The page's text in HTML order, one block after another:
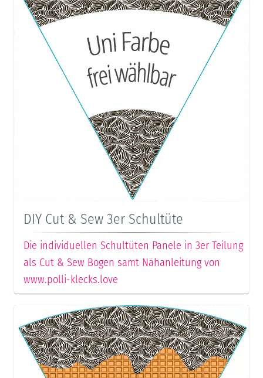
DIY Cut & Sew 3er Schultüte
Die individuellen Schultüten Panele in 3er Teilung
als Cut & Sew Bogen samt Nähanleitung von
www.polli-klecks.love